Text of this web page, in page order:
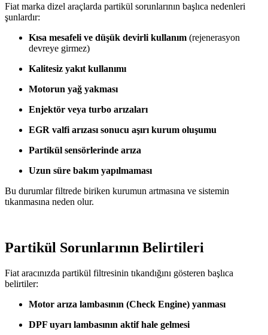
Fiat marka dizel araçlarda partikül sorunlarının başlıca nedenleri
şunlardır:
Kısa mesafeli ve düşük devirli kullanım (rejenerasyon
devreye girmez)
Kalitesiz yakıt kullanımı
Motorun yağ yakması
Enjektör veya turbo arızaları
EGR valfi arızası sonucu aşırı kurum oluşumu
Partikül sensörlerinde arıza
Uzun süre bakım yapılmaması
Bu durumlar filtrede biriken kurumun artmasına ve sistemin
tıkanmasına neden olur.
Partikül Sorunlarının Belirtileri
Fiat aracınızda partikül filtresinin tıkandığını gösteren başlıca
belirtiler:
Motor arıza lambasının (Check Engine) yanması
DPF uyarı lambasının aktif hale gelmesi